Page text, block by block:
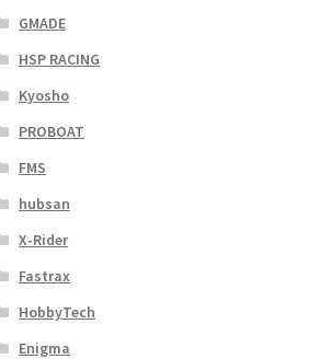
GMADE
HSP RACING
Kyosho
PROBOAT
FMS
hubsan
X-Rider
Fastrax
HobbyTech
Enigma